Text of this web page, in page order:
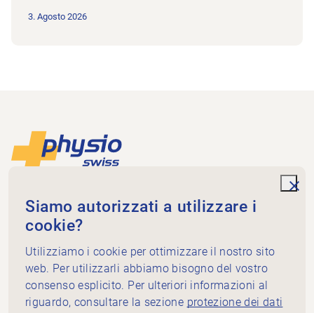
3. Agosto 2026
Piè di pagina
Physioswiss
Dammweg 3
3013 Bern
+41 58 255 36 00
info@physioswiss.ch
Media sociali
Informazioni importanti
Siamo autorizzati a utilizzare i
cookie?
Utilizziamo i cookie per ottimizzare il nostro sito
web. Per utilizzarli abbiamo bisogno del vostro
consenso esplicito. Per ulteriori informazioni al
riguardo, consultare la sezione protezione dei dati